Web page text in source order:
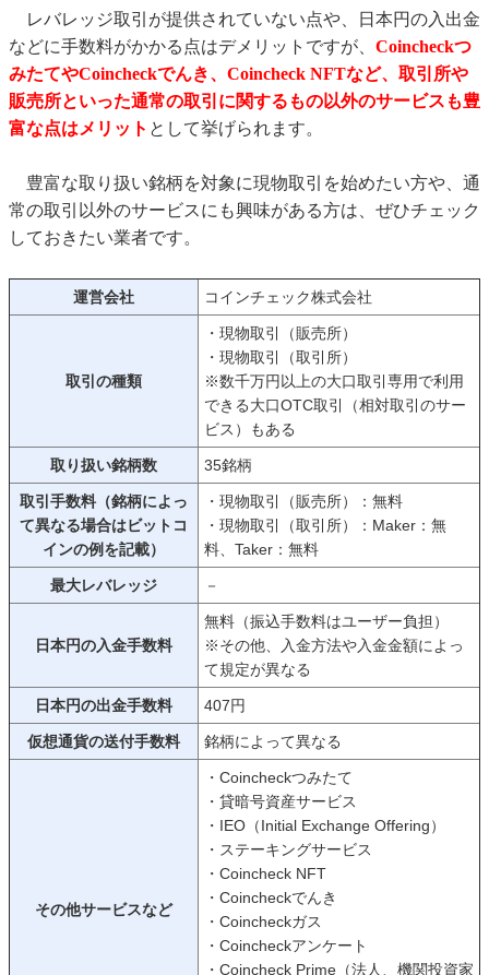
レバレッジ取引が提供されていない点や、日本円の入出金
などに手数料がかかる点はデメリットですが、 Coincheckつ
みたてやCoincheckでんき、Coincheck NFTなど、取引所や
販売所といった通常の取引に関するもの以外のサービスも豊
富な点はメリット として挙げられます。
豊富な取り扱い銘柄を対象に現物取引を始めたい方や、通
常の取引以外のサービスにも興味がある方は、ぜひチェック
しておきたい業者です。
運営会社 コインチェック株式会社
取引の種類
・現物取引（販売所）
・現物取引（取引所）
※数千万円以上の大口取引専用で利用
できる大口OTC取引（相対取引のサー
ビス）もある
取り扱い銘柄数 35銘柄
取引手数料（銘柄によっ
て異なる場合はビットコ
インの例を記載）
・現物取引（販売所）：無料
・現物取引（取引所）：Maker：無
料、Taker：無料
最大レバレッジ －
日本円の入金手数料
無料（振込手数料はユーザー負担）
※その他、入金方法や入金金額によっ
て規定が異なる
日本円の出金手数料 407円
仮想通貨の送付手数料 銘柄によって異なる
その他サービスなど
・Coincheckつみたて
・貸暗号資産サービス
・IEO（Initial Exchange Offering）
・ステーキングサービス
・Coincheck NFT
・Coincheckでんき
・Coincheckガス
・Coincheckアンケート
・Coincheck Prime（法人、機関投資家